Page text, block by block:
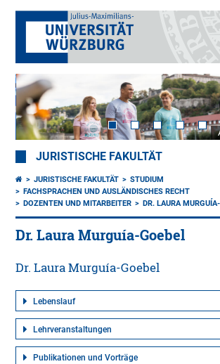
JURISTISCHE FAKULTÄT
JURISTISCHE FAKULTÄT
STUDIUM
FACHSPRACHEN UND AUSLÄNDISCHES RECHT
DOZENTEN UND MITARBEITER
DR. LAURA
Dr. Laura Murguía-Goebel
Dr. Laura Murguía-Goebel
Lebenslauf
Lehrveranstaltungen
Publikationen und Vorträge